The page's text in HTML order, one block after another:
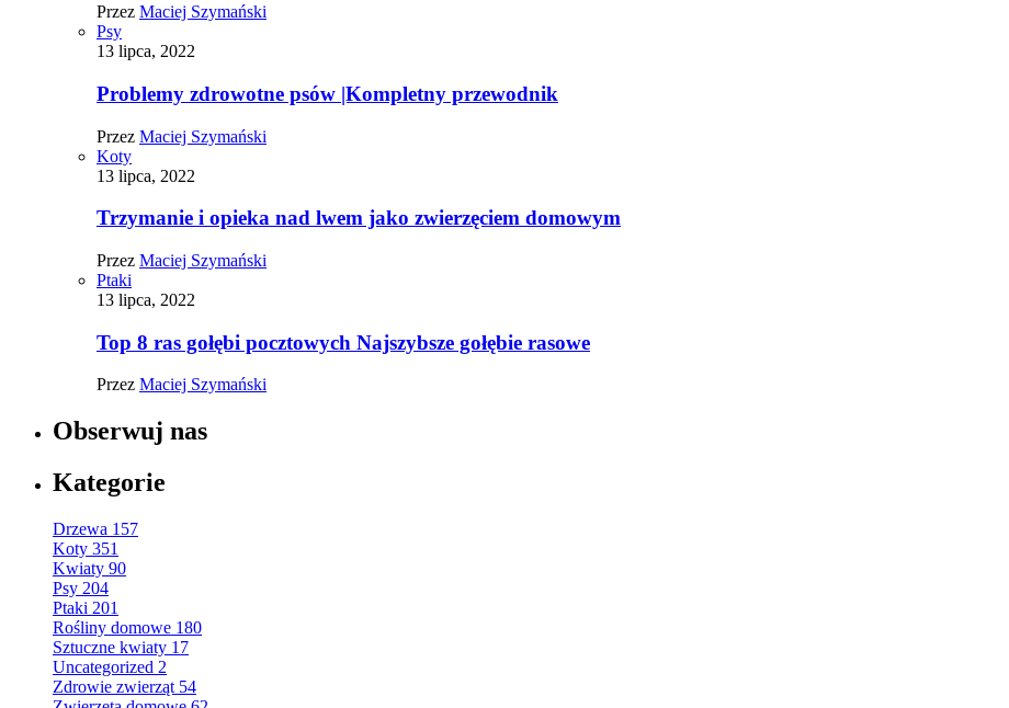
Przez Maciej Szymański
Psy
13 lipca, 2022
Problemy zdrowotne psów |Kompletny przewodnik
Przez Maciej Szymański
Koty
13 lipca, 2022
Trzymanie i opieka nad lwem jako zwierzęciem domowym
Przez Maciej Szymański
Ptaki
13 lipca, 2022
Top 8 ras gołębi pocztowych Najszybsze gołębie rasowe
Przez Maciej Szymański
Obserwuj nas
Kategorie
Drzewa 157
Koty 351
Kwiaty 90
Psy 204
Ptaki 201
Rośliny domowe 180
Sztuczne kwiaty 17
Uncategorized 2
Zdrowie zwierząt 54